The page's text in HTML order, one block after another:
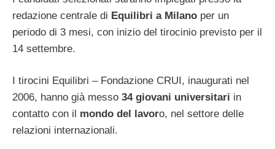
redazione centrale di Equilibri a Milano per un
periodo di 3 mesi, con inizio del tirocinio previsto per il
14 settembre.
I tirocini Equilibri – Fondazione CRUI, inaugurati nel
2006, hanno già messo 34 giovani universitari in
contatto con il mondo del lavoro, nel settore delle
relazioni internazionali.